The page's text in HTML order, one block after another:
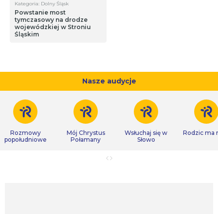
Kategoria: Dolny Śląsk
Powstanie most
tymczasowy na drodze
wojewódzkiej w Stroniu
Śląskim
Nasze audycje
Rozmowy
popołudniowe
Mój Chrystus
Połamany
Wsłuchaj się w
Słowo
Rodzic ma